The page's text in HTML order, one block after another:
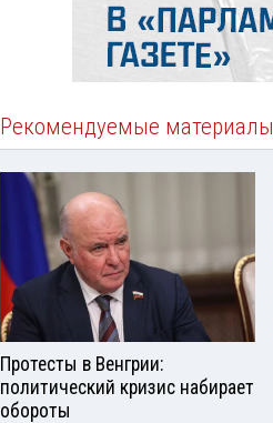
Рекомендуемые материалы
Протесты в Венгрии:
политический кризис набирает
обороты